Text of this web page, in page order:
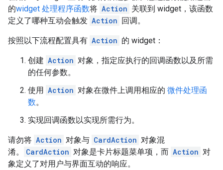
的widget 处理程序函数将 Action 关联到 widget，该函数
定义了哪种互动会触发 Action 回调。
按照以下流程配置具有 Action 的 widget：
创建 Action 对象，指定应执行的回调函数以及所需
的任何参数。
使用 Action 对象在微件上调用相应的 微件处理函
数。
实现回调函数以实现所需行为。
请勿将 Action 对象与 CardAction 对象混
淆。
CardAction 对象是卡片标题菜单项，而 Action 对
象定义了对用户与界面互动的响应。